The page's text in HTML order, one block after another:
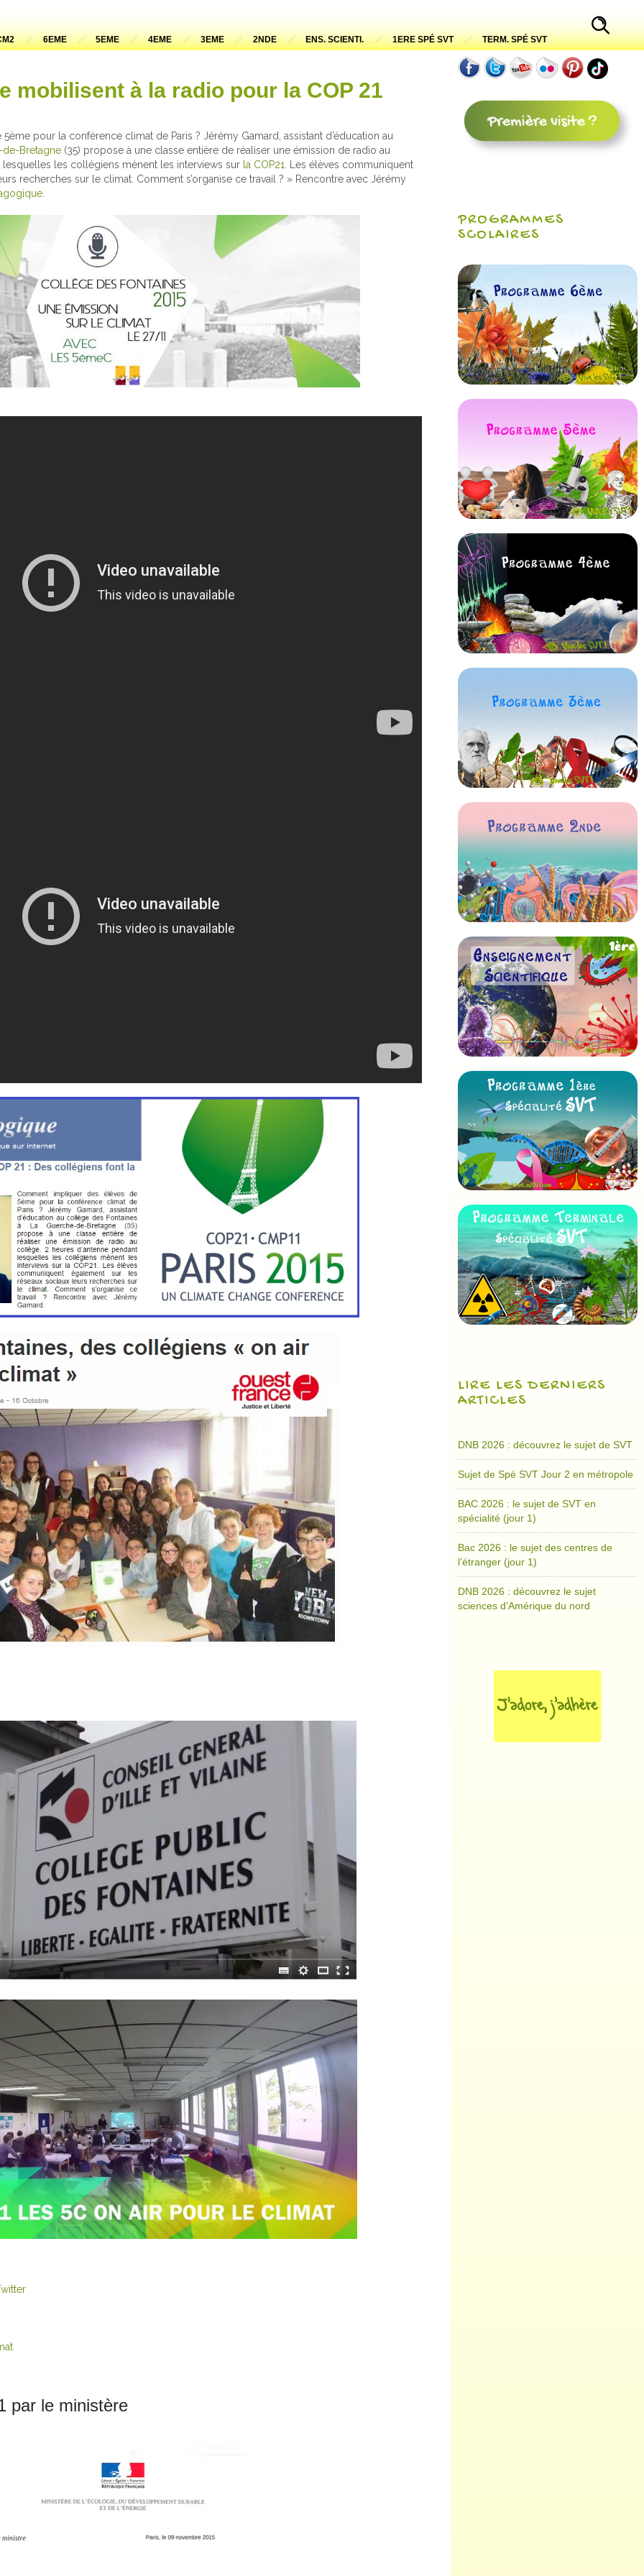
6EME 5EME 4EME 3EME 2NDE ENS. SCIENTI. 1ERE SPÉ SVT
TERM. SPÉ SVT
mobilisent à la radio pour la COP 21
pour la conférence climat de Paris ? Jérémy Gamard, assistant d’éducation au
de-Bretagne (35) propose à une classe entière de réaliser une émission de radio au
lesquelles les collégiens mènent les interviews sur la COP21
. Les élèves communiquent
recherches sur le climat. Comment s’organise ce travail ? » Rencontre avec Jérémy
par le ministère
PROGRAMMES
SCOLAIRES
LIRE LES DERNIERS
ARTICLES
DNB 2026 : découvrez le sujet de SVT
Sujet de Spé SVT Jour 2 en métropole
BAC 2026 : le sujet de SVT en
spécialité (jour 1)
Bac 2026 : le sujet des centres de
l’étranger (jour 1)
DNB 2026 : découvrez le sujet
sciences d’Amérique du nord